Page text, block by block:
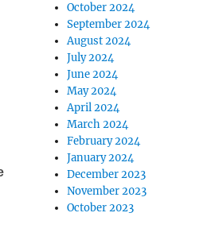
October 2024
September 2024
August 2024
July 2024
June 2024
May 2024
April 2024
March 2024
February 2024
January 2024
December 2023
November 2023
October 2023